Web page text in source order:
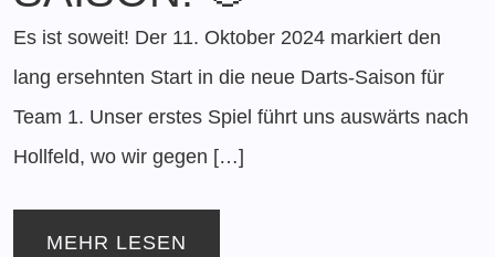
Es ist soweit! Der 11. Oktober 2024 markiert den
lang ersehnten Start in die neue Darts-Saison für
Team 1. Unser erstes Spiel führt uns auswärts nach
Hollfeld, wo wir gegen […]
MEHR LESEN